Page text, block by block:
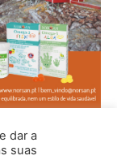
dar a
suas